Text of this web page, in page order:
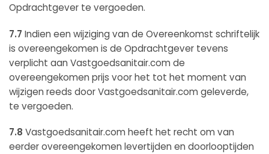
Opdrachtgever te vergoeden.
7.7 Indien een wijziging van de Overeenkomst schriftelijk
is overeengekomen is de Opdrachtgever tevens
verplicht aan Vastgoedsanitair.com de
overeengekomen prijs voor het tot het moment van
wijzigen reeds door Vastgoedsanitair.com geleverde,
te vergoeden.
7.8 Vastgoedsanitair.com heeft het recht om van
eerder overeengekomen levertijden en doorlooptijden